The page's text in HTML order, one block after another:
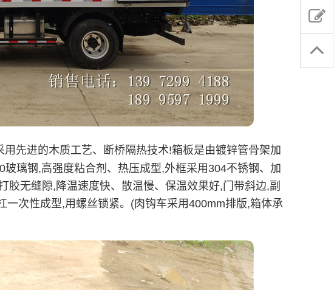
用先进的木质工艺、断桥隔热技术!箱板是由镀锌管骨架加
璃钢,高强度粘合剂、热压成型,外框采用304不锈钢、加
无缝隙,降温速度快、散温慢、保温效果好,门带斜边,副
次性成型,用螺丝锁紧。(肉钩车采用400mm排版,箱体承